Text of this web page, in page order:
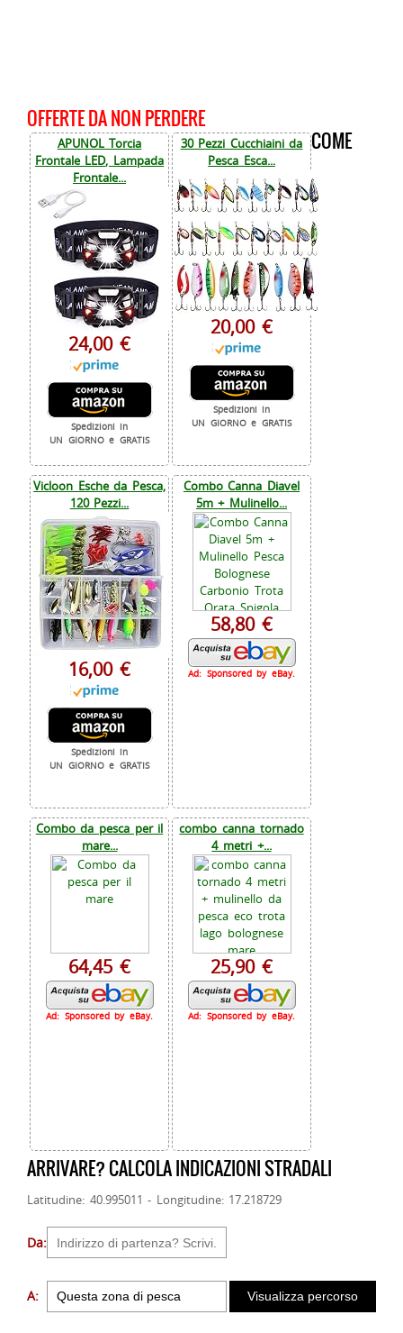
OFFERTE DA NON PERDERE
APUNOL Torcia
Frontale LED, Lampada
Frontale...
24,00 €
Spedizioni in
UN GIORNO e GRATIS
30 Pezzi Cucchiaini da
Pesca Esca...
20,00 €
Spedizioni in
UN GIORNO e GRATIS
Vicloon Esche da Pesca,
120 Pezzi...
16,00 €
Spedizioni in
UN GIORNO e GRATIS
Combo Canna Diavel
5m + Mulinello...
58,80 €
Ad: Sponsored by eBay.
Combo da pesca per il
mare...
64,45 €
Ad: Sponsored by eBay.
combo canna tornado
4 metri +...
25,90 €
Ad: Sponsored by eBay.
COME
ARRIVARE? CALCOLA INDICAZIONI STRADALI
Latitudine: 40.995011 - Longitudine: 17.218729
Da:
A: